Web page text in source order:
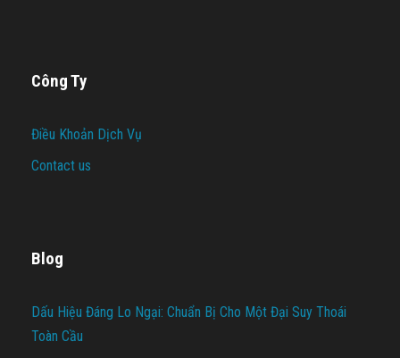
Công Ty
Điều Khoản Dịch Vụ
Contact us
Blog
Dấu Hiệu Đáng Lo Ngại: Chuẩn Bị Cho Một Đại Suy Thoái
Toàn Cầu